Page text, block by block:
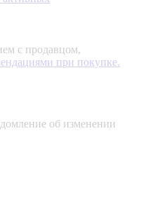
с продавцом,
при покупке.
об изменении